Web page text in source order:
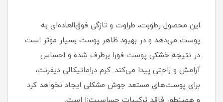
این محصول رطوبت، طراوت و تازگی فوق‌العاده‌ای به
پوست می‌دهد و در بهبود ظاهر پوست بسیار موثر است.
در نتیجه خشکی پوست فورا برطرف شده و احساس
آرامش و راحتی پیدا می‌کند. کرم دراماتیکالی دیفرنت،
برای پوست‌های مستعد جوش مشکلی ایجاد نخواهد کرد